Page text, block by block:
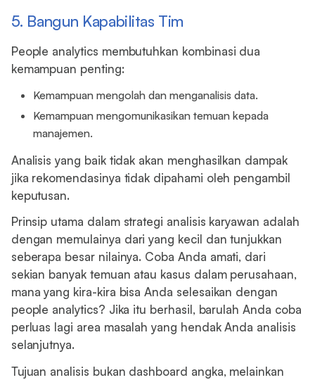
5. Bangun Kapabilitas Tim
People analytics membutuhkan kombinasi dua
kemampuan penting:
Kemampuan mengolah dan menganalisis data.
Kemampuan mengomunikasikan temuan kepada
manajemen.
Analisis yang baik tidak akan menghasilkan dampak
jika rekomendasinya tidak dipahami oleh pengambil
keputusan.
Prinsip utama dalam strategi analisis karyawan adalah
dengan memulainya dari yang kecil dan tunjukkan
seberapa besar nilainya. Coba Anda amati, dari
sekian banyak temuan atau kasus dalam perusahaan,
mana yang kira-kira bisa Anda selesaikan dengan
people analytics? Jika itu berhasil, barulah Anda coba
perluas lagi area masalah yang hendak Anda analisis
selanjutnya.
Tujuan analisis bukan dashboard angka, melainkan